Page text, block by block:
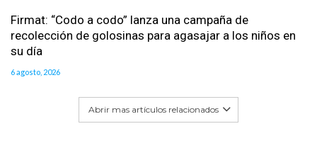
Firmat: “Codo a codo” lanza una campaña de
recolección de golosinas para agasajar a los niños en
su día
6 agosto, 2026
Abrir mas artículos relacionados